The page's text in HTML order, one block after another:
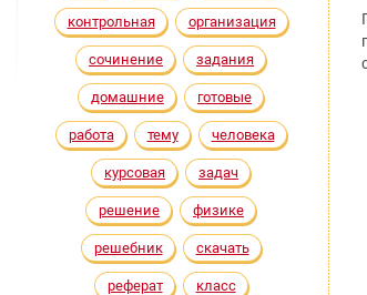
контрольная организация
сочинение задания
домашние готовые
работа тему человека
курсовая задач
решение физике
решебник скачать
реферат класс